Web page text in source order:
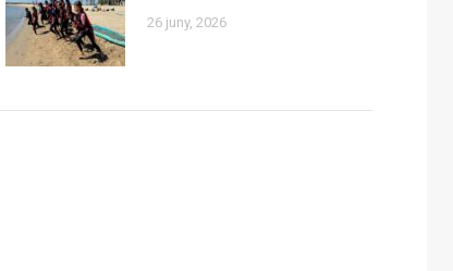
26 juny, 2026